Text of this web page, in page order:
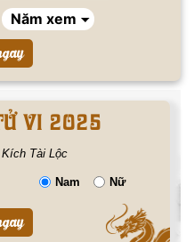
VI 2025
Tài Lộc
Nam Nữ